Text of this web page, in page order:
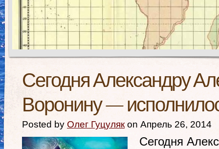
Сегодня Александру
Воронину —
Posted by Олег Гуцуляк on Апрель 26, 2014
Сегодня